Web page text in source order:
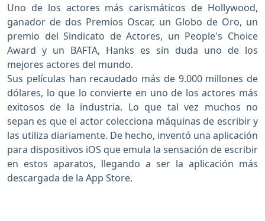
Uno de los actores más carismáticos de Hollywood,
ganador de dos Premios Oscar, un Globo de Oro, un
premio del Sindicato de Actores, un People's Choice
Award y un BAFTA, Hanks es sin duda uno de los
mejores actores del mundo.
Sus películas han recaudado más de 9.000 millones de
dólares, lo que lo convierte en uno de los actores más
exitosos de la industria. Lo que tal vez muchos no
sepan es que el actor colecciona máquinas de escribir y
las utiliza diariamente. De hecho, inventó una aplicación
para dispositivos iOS que emula la sensación de escribir
en estos aparatos, llegando a ser la aplicación más
descargada de la App Store.